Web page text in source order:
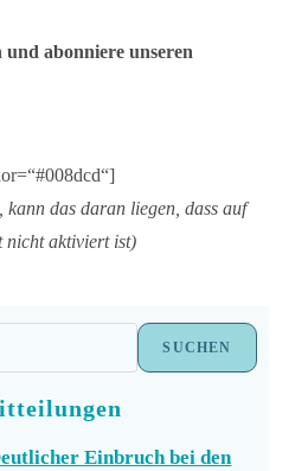
abonniere unseren
das daran liegen, dass auf
nicht aktiviert ist)
SUCHEN
Einbruch bei den